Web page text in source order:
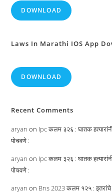
शास्ती
:
DOWNLOAD
Laws In Marathi IOS App
DOWNLOAD
Recent Comments
aryan on Ipc कलम ३२६ : घातक
पोचवणे :
aryan on Ipc कलम ३२६ : घातक
पोचवणे :
aryan on Bns 2023 कलम १२५ : इतरांचे